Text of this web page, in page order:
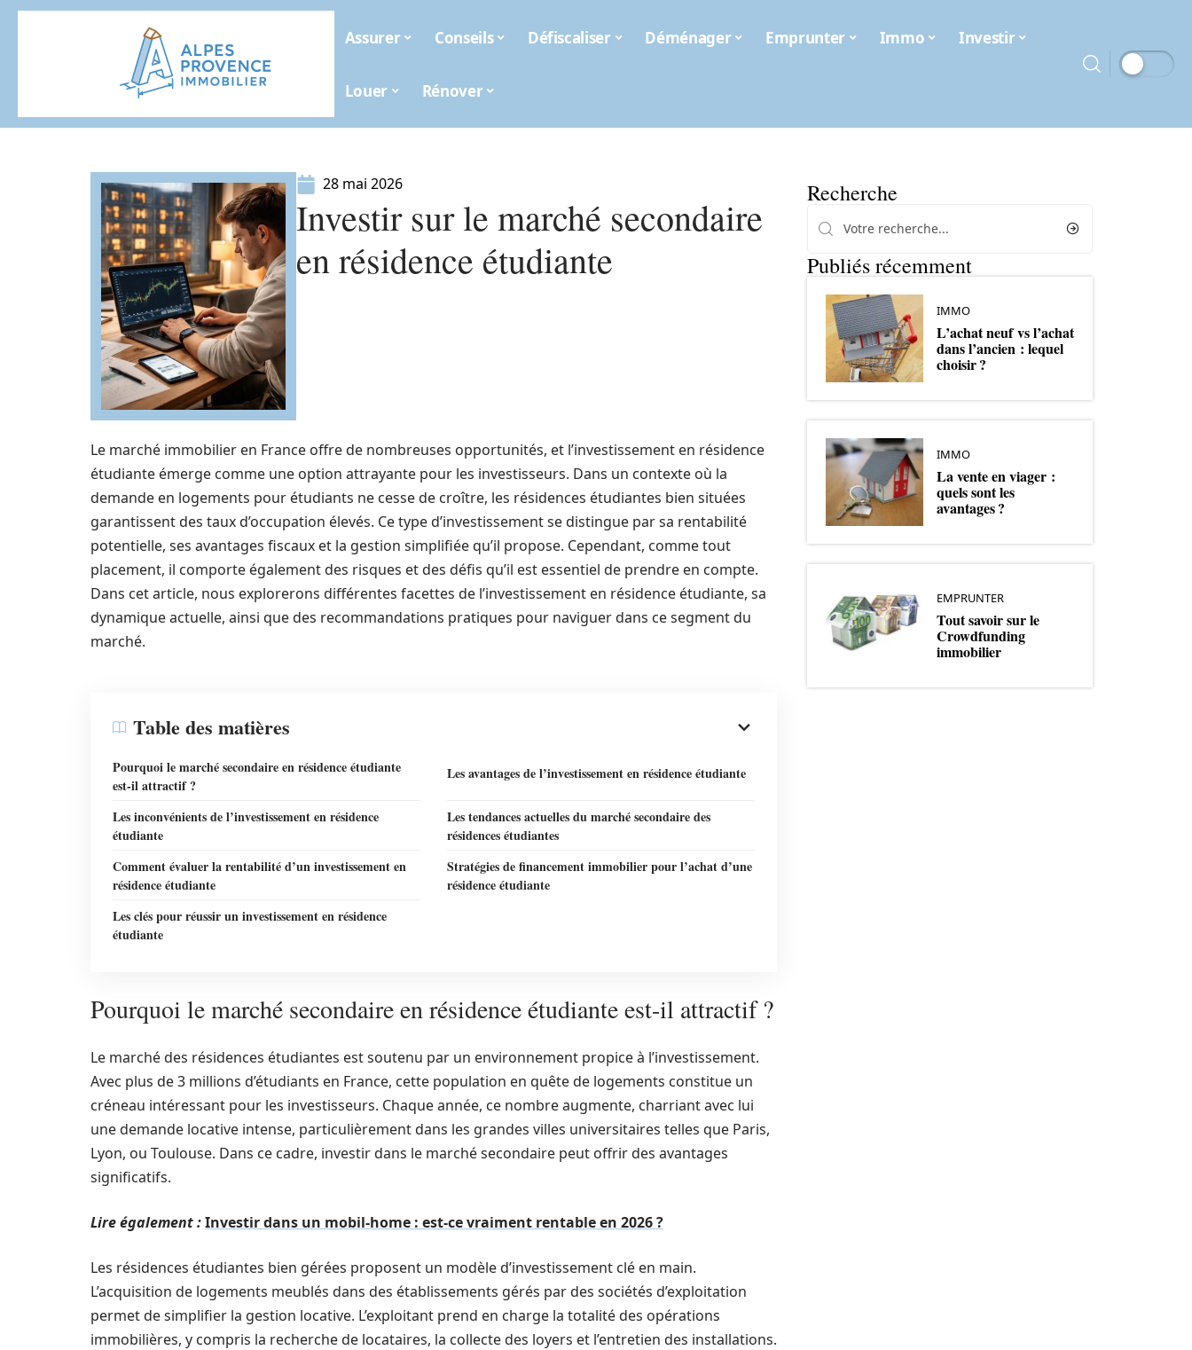
Assurer Conseils Défiscaliser Déménager Emprunter Immo Investir
Louer Rénover
28 mai 2026
Investir sur le marché secondaire
en résidence étudiante
Le marché immobilier en France offre de nombreuses opportunités, et l’investissement en résidence
étudiante émerge comme une option attrayante pour les investisseurs. Dans un contexte où la
demande en logements pour étudiants ne cesse de croître, les résidences étudiantes bien situées
garantissent des taux d’occupation élevés. Ce type d’investissement se distingue par sa rentabilité
potentielle, ses avantages fiscaux et la gestion simplifiée qu’il propose. Cependant, comme tout
placement, il comporte également des risques et des défis qu’il est essentiel de prendre en compte.
Dans cet article, nous explorerons différentes facettes de l’investissement en résidence étudiante, sa
dynamique actuelle, ainsi que des recommandations pratiques pour naviguer dans ce segment du
marché.
Table des matières
Pourquoi le marché secondaire en résidence étudiante
est-il attractif ?
Les avantages de l’investissement en résidence étudiante
Les inconvénients de l’investissement en résidence
étudiante
Les tendances actuelles du marché secondaire des
résidences étudiantes
Comment évaluer la rentabilité d’un investissement en
résidence étudiante
Stratégies de financement immobilier pour l’achat d’une
résidence étudiante
Les clés pour réussir un investissement en résidence
étudiante
Pourquoi le marché secondaire en résidence étudiante est-il attractif ?
Le marché des résidences étudiantes est soutenu par un environnement propice à l’investissement.
Avec plus de 3 millions d’étudiants en France, cette population en quête de logements constitue un
créneau intéressant pour les investisseurs. Chaque année, ce nombre augmente, charriant avec lui
une demande locative intense, particulièrement dans les grandes villes universitaires telles que Paris,
Lyon, ou Toulouse. Dans ce cadre, investir dans le marché secondaire peut offrir des avantages
significatifs.
Lire également :Investir dans un mobil-home : est-ce vraiment rentable en 2026 ?
Les résidences étudiantes bien gérées proposent un modèle d’investissement clé en main.
L’acquisition de logements meublés dans des établissements gérés par des sociétés d’exploitation
permet de simplifier la gestion locative. L’exploitant prend en charge la totalité des opérations
immobilières, y compris la recherche de locataires, la collecte des loyers et l’entretien des installations.
Recherche
Publiés récemment
IMMO
L’achat neuf vs l’achat
dans l’ancien : lequel
choisir ?
IMMO
La vente en viager :
quels sont les
avantages ?
EMPRUNTER
Tout savoir sur le
Crowdfunding
immobilier